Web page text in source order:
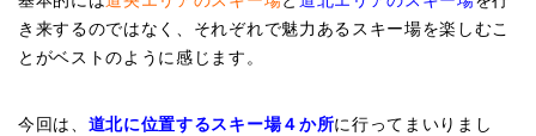
き来するのではなく、それぞれで魅力あるスキー場を楽しむこ
とがベストのように感じます。
今回は、 道北に位置するスキー場４か所に行ってまいりまし